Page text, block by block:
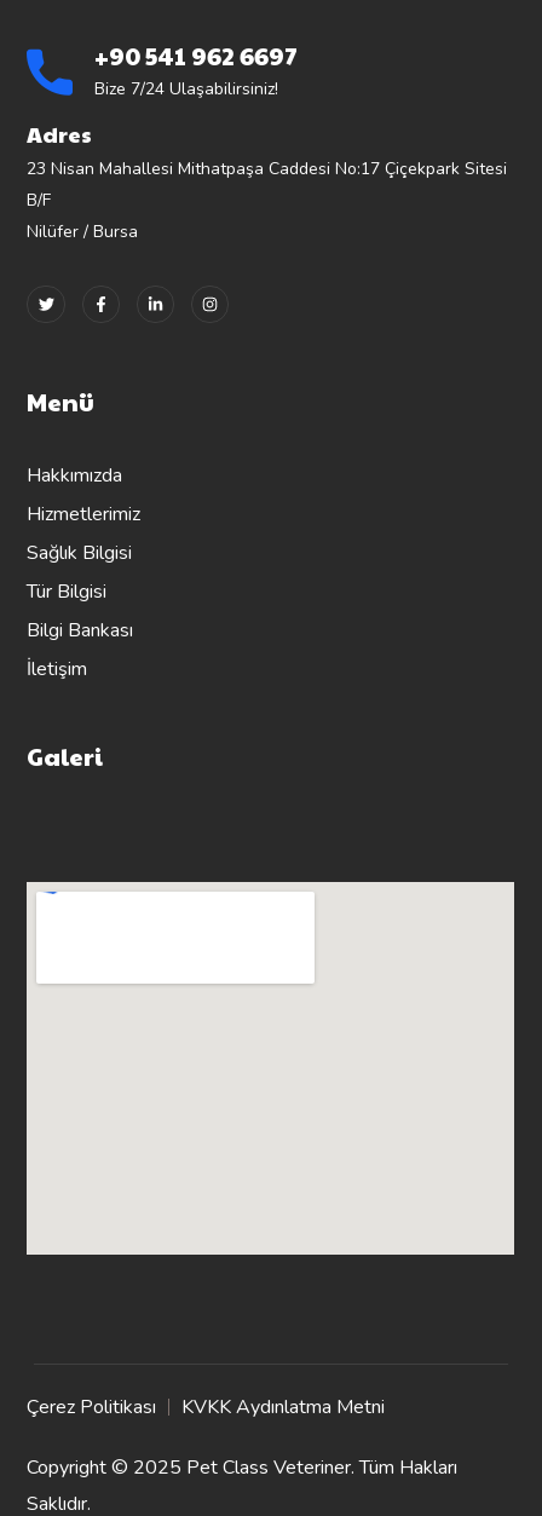
+90 541 962 6697
Bize 7/24 Ulaşabilirsiniz!
Adres
23 Nisan Mahallesi Mithatpaşa Caddesi No:17 Çiçekpark Sitesi
B/F
Nilüfer / Bursa
Menü
Hakkımızda
Hizmetlerimiz
Sağlık Bilgisi
Tür Bilgisi
Bilgi Bankası
İletişim
Galeri
Çerez Politikası KVKK Aydınlatma Metni
Copyright © 2025 Pet Class Veteriner. Tüm Hakları
Saklıdır.